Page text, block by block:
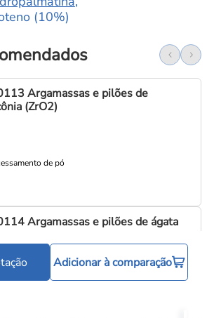
(10%)
Argamassas e pilões de
(ZrO2)
de pó
Argamassas e pilões de ágata
Adicionar à comparação